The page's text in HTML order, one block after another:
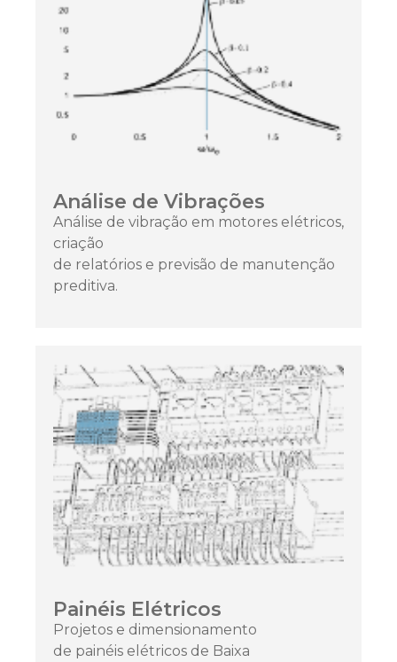
Análise de Vibrações
Análise de vibração em motores elétricos,
criação
de relatórios e previsão de manutenção
preditiva.
Painéis Elétricos
Projetos e dimensionamento
de painéis elétricos de Baixa